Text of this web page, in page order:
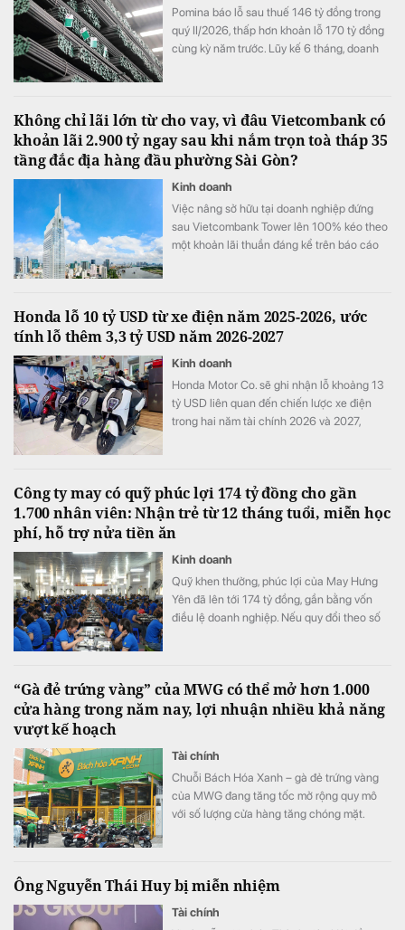
Pomina báo lỗ sau thuế 146 tỷ đồng trong
quý II/2026, thấp hơn khoản lỗ 170 tỷ đồng
cùng kỳ năm trước. Lũy kế 6 tháng, doanh
Không chỉ lãi lớn từ cho vay, vì đâu Vietcombank có
khoản lãi 2.900 tỷ ngay sau khi nắm trọn toà tháp 35
tầng đắc địa hàng đầu phường Sài Gòn?
Kinh doanh
Việc nâng sở hữu tại doanh nghiệp đứng
sau Vietcombank Tower lên 100% kéo theo
một khoản lãi thuần đáng kể trên báo cáo
Honda lỗ 10 tỷ USD từ xe điện năm 2025-2026, ước
tính lỗ thêm 3,3 tỷ USD năm 2026-2027
Kinh doanh
Honda Motor Co. sẽ ghi nhận lỗ khoảng 13
tỷ USD liên quan đến chiến lược xe điện
trong hai năm tài chính 2026 và 2027,
Công ty may có quỹ phúc lợi 174 tỷ đồng cho gần
1.700 nhân viên: Nhận trẻ từ 12 tháng tuổi, miễn học
phí, hỗ trợ nửa tiền ăn
Kinh doanh
Quỹ khen thưởng, phúc lợi của May Hưng
Yên đã lên tới 174 tỷ đồng, gần bằng vốn
điều lệ doanh nghiệp. Nếu quy đổi theo số
“Gà đẻ trứng vàng” của MWG có thể mở hơn 1.000
cửa hàng trong năm nay, lợi nhuận nhiều khả năng
vượt kế hoạch
Tài chính
Chuỗi Bách Hóa Xanh – gà đẻ trứng vàng
của MWG đang tăng tốc mở rộng quy mô
với số lượng cửa hàng tăng chóng mặt.
Ông Nguyễn Thái Huy bị miễn nhiệm
Tài chính